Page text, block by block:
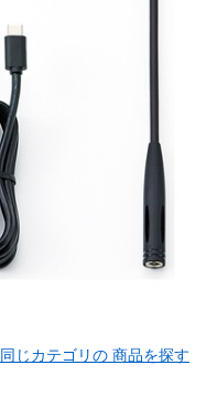
同じカテゴリの 商品を探す